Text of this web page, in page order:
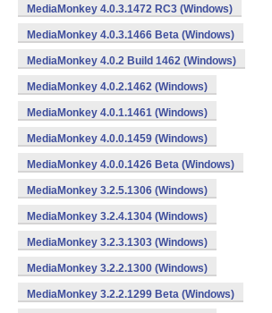
MediaMonkey 4.0.3.1472 RC3 (Windows)
MediaMonkey 4.0.3.1466 Beta (Windows)
MediaMonkey 4.0.2 Build 1462 (Windows)
MediaMonkey 4.0.2.1462 (Windows)
MediaMonkey 4.0.1.1461 (Windows)
MediaMonkey 4.0.0.1459 (Windows)
MediaMonkey 4.0.0.1426 Beta (Windows)
MediaMonkey 3.2.5.1306 (Windows)
MediaMonkey 3.2.4.1304 (Windows)
MediaMonkey 3.2.3.1303 (Windows)
MediaMonkey 3.2.2.1300 (Windows)
MediaMonkey 3.2.2.1299 Beta (Windows)